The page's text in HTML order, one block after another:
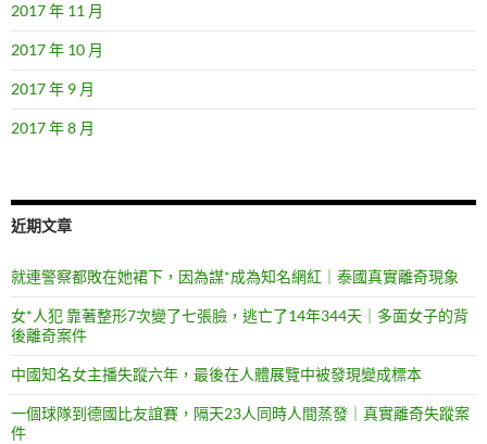
2017 年 11 月
2017 年 10 月
2017 年 9 月
2017 年 8 月
近期文章
就連警察都敗在她裙下，因為謀*成為知名網紅｜泰國真實離奇現象
女*人犯 靠著整形7次變了七張臉，逃亡了14年344天｜多面女子的背
後離奇案件
中國知名女主播失蹤六年，最後在人體展覽中被發現變成標本
一個球隊到德國比友誼賽，隔天23人同時人間蒸發｜真實離奇失蹤案
件